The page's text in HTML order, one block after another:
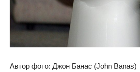
Автор фото: Джон Банас (John Banas)